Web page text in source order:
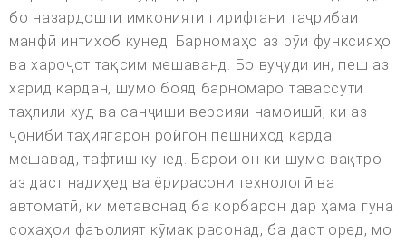
бо назардошти имконияти гирифтани таҷрибаи
манфӣ интихоб кунед. Барномаҳо аз рӯи функсияҳо
ва хароҷот тақсим мешаванд. Бо вуҷуди ин, пеш аз
харид кардан, шумо бояд барномаро тавассути
таҳлили худ ва санҷиши версияи намоишӣ, ки аз
ҷониби таҳиягарон ройгон пешниҳод карда
мешавад, тафтиш кунед. Барои он ки шумо вақтро
аз даст надиҳед ва ёрирасони технологӣ ва
автоматӣ, ки метавонад ба корбарон дар ҳама гуна
соҳаҳои фаъолият кӯмак расонад, ба даст оред, мо